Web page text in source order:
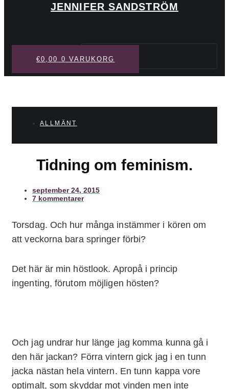
JENNIFER SANDSTRÖM
Sök
€0,00 0 VARUKORG
ALLMÄNT
Tidning om feminism.
september 24, 2015
7 kommentarer
Torsdag. Och hur många instämmer i kören om
att veckorna bara springer förbi?
Det här är min höstlook. Apropå i princip
ingenting, förutom möjligen hösten?
Och jag undrar hur länge jag komma kunna gå i
den här jackan? Förra vintern gick jag i en tunn
jacka nästan hela vintern. En tunn kappa vore
optimalt, som skyddar mot vinden men inte